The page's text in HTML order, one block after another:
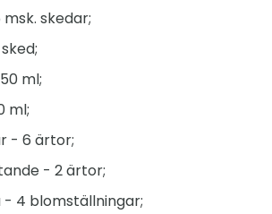
skedar;
ml;
ml;
- 6 ärtor;
- 2 ärtor;
- 4 blomställningar;